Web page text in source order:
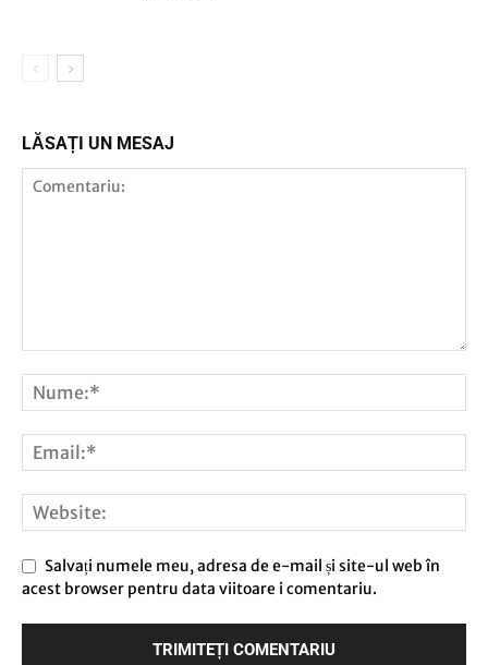
LĂSAȚI UN MESAJ
Salvați numele meu, adresa de e-mail și site-ul web în
acest browser pentru data viitoare i comentariu.